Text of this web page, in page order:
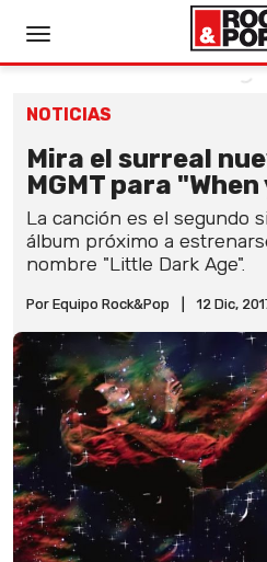
NOTICIAS
Mira el surreal
MGMT para
La canción es el segundo
álbum próximo a
nombre "Little Dark Age".
Por Equipo Rock&Pop 12 Dic,